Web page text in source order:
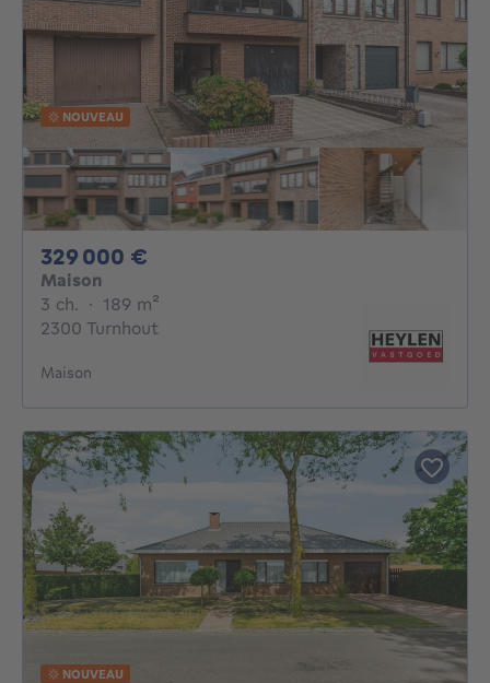
NOUVEAU
329 000 €
Maison
3 ch. 3 chambres
· 189 m²
2300 Turnhout
Maison
NOUVEAU